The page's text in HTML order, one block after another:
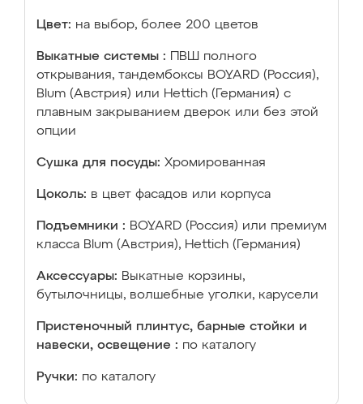
Цвет: на выбор, более 200 цветов
Выкатные системы :
ПВШ полного
открывания, тандембоксы BOYARD (Россия),
Blum (Австрия) или Hettich (Германия) с
плавным закрыванием дверок или без этой
опции
Сушка для посуды: Хромированная
Цоколь: в цвет фасадов или корпуса
Подъемники : BOYARD (Россия) или премиум
класса Blum (Австрия), Hettich (Германия)
Аксессуары: Выкатные корзины,
бутылочницы, волшебные уголки, карусели
Пристеночный плинтус, барные стойки и
навески, освещение : по каталогу
Ручки: по каталогу